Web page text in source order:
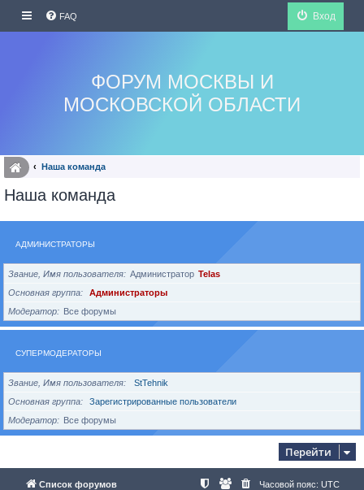
FAQ Вход
ФОРУМ МОСКВЫ И
МОСКОВСКОЙ ОБЛАСТИ
Наша команда
Наша команда
АДМИНИСТРАТОРЫ
Звание, Имя пользователя Администратор Telas
Основная группа
Администраторы
Модератор
Все форумы
СУПЕРМОДЕРАТОРЫ
Звание, Имя пользователя
StTehnik
Основная группа
Зарегистрированные пользователи
Модератор
Все форумы
Перейти
Список форумов Часовой пояс: UTC